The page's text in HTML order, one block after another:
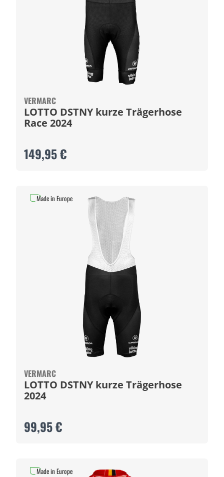
VERMARC
LOTTO DSTNY kurze Trägerhose
Race 2024
149,95 €
VERMARC
LOTTO DSTNY kurze Trägerhose
2024
99,95 €
Made in Europe
Made in Europe